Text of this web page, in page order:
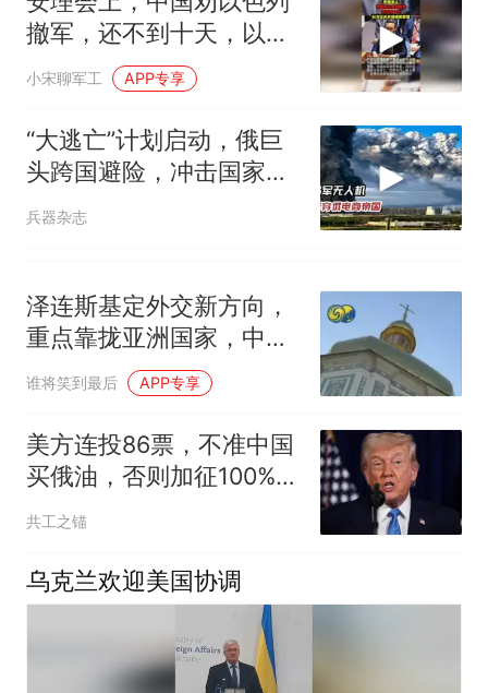
撤军，还不到十天，以方
正式关闭成都使馆
小宋聊军工 APP专享
“大逃亡”计划启动，俄巨
头跨国避险，冲击国家经
济支柱
兵器杂志
泽连斯基定外交新方向，
重点靠拢亚洲国家，中国
角色引关注？
谁将笑到最后 APP专享
美方连投86票，不准中国
买俄油，否则加征100%，
中方已做最坏打算
共工之锚
乌克兰欢迎美国协调